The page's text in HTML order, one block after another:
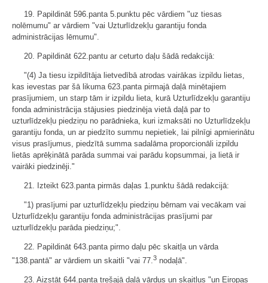
19. Papildināt 596.panta 5.punktu pēc vārdiem "uz tiesas
nolēmumu" ar vārdiem "vai Uzturlīdzekļu garantiju fonda
administrācijas lēmumu".
20. Papildināt 622.pantu ar ceturto daļu šādā redakcijā:
"(4) Ja tiesu izpildītāja lietvedībā atrodas vairākas izpildu lietas,
kas ievestas par šā likuma 623.panta pirmajā daļā minētajiem
prasījumiem, un starp tām ir izpildu lieta, kurā Uzturlīdzekļu garantiju
fonda administrācija stājusies piedzinēja vietā daļā par to
uzturlīdzekļu piedziņu no parādnieka, kuri izmaksāti no Uzturlīdzekļu
garantiju fonda, un ar piedzīto summu nepietiek, lai pilnīgi apmierinātu
visus prasījumus, piedzītā summa sadalāma proporcionāli izpildu
lietās aprēķinātā parāda summai vai parādu kopsummai, ja lietā ir
vairāki piedzinēji."
21. Izteikt 623.panta pirmās daļas 1.punktu šādā redakcijā:
"1) prasījumi par uzturlīdzekļu piedziņu bērnam vai vecākam vai
Uzturlīdzekļu garantiju fonda administrācijas prasījumi par
uzturlīdzekļu parāda piedziņu;".
22. Papildināt 643.panta pirmo daļu pēc skaitļa un vārda
"138.pantā" ar vārdiem un skaitli "vai 77.3 nodaļā".
23. Aizstāt 644.panta trešajā daļā vārdus un skaitļus "un Eiropas